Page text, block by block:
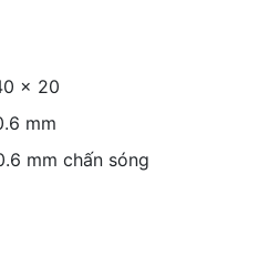
x 20
mm
mm chấn sóng